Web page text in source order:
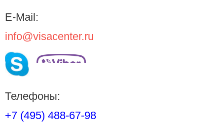
E-Mail:
info@visacenter.ru
Телефоны:
+7 (495) 488-67-98